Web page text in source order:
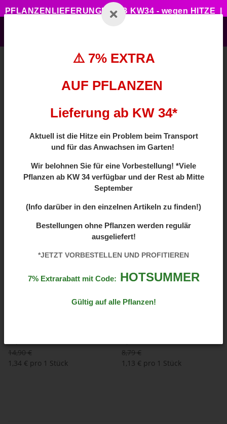
PFLANZENLIEFERUNGEN AB KW34 - wegen HITZE |
⚠️ 7% EXTRA
AUF PFLANZEN
Lieferung ab KW 34*
Aktuell ist die Hitze ein Problem beim Transport
und für das Anwachsen im Garten!
Wir belohnen Sie für eine Vorbestellung! *Viele
Pflanzen ab KW 34 verfügbar und der Rest ab Mitte
September
(Info darüber in den einzelnen Artikeln zu finden!)
Bestellungen ohne Pflanzen werden regulär
ausgeliefert!
*JETZT VORBESTELLEN UND PROFITIEREN
7% Extrarabatt mit Code: HOTSUMMER
Gültig auf alle Pflanzen!
Filter und Sortierung
Artikel 1 - 2 von 2
14,90 €
1,34 € pro 1 Stück
AKTION - 10%
8,79 €
1,13 € pro 1 Stück